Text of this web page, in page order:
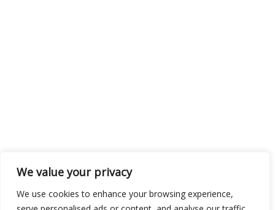
We value your privacy
We use cookies to enhance your browsing experience,